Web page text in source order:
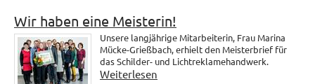
Wir haben eine Meisterin!
Unsere langjährige Mitarbeiterin, Frau Marina
Mücke-Grießbach, erhielt den Meisterbrief für
das Schilder- und Lichtreklamehandwerk.
Weiterlesen